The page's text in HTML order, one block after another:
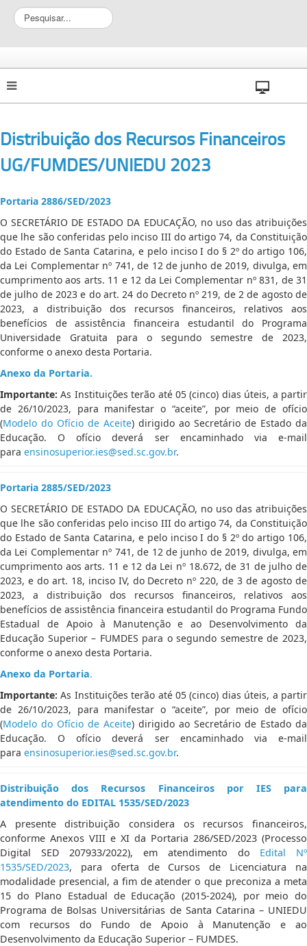
P
e
u
i
.
.
Distribuição dos Recursos Financeiros
UG/FUMDES/UNIEDU 2023
Portaria 2886/SED/2023
O SECRETÁRIO DE ESTADO DA EDUCAÇÃO, no uso das atribuições
que lhe são conferidas pelo inciso III do artigo 74, da Constituição
do Estado de Santa Catarina, e pelo inciso I do § 2º do artigo 106,
da Lei Complementar nº 741, de 12 de junho de 2019, divulga, em
cumprimento aos arts. 11 e 12 da Lei Complementar nº 831, de 31
de julho de 2023 e do art. 24 do Decreto nº 219, de 2 de agosto de
2023, a distribuição dos recursos financeiros, relativos aos
benefícios de assistência financeira estudantil do Programa
Universidade Gratuita para o segundo semestre de 2023,
conforme o anexo desta Portaria.
Anexo da Portaria.
Importante: As Instituições terão até 05 (cinco) dias úteis, a partir
de 26/10/2023, para manifestar o “aceite”, por meio de ofício
(Modelo do Ofício de Aceite) dirigido ao Secretário de Estado da
Educação. O ofício deverá ser encaminhado via e-mail
para ensinosuperior.ies@sed.sc.gov.br.
Portaria 2885/SED/2023
O SECRETÁRIO DE ESTADO DA EDUCAÇÃO, no uso das atribuições
que lhe são conferidas pelo inciso III do artigo 74, da Constituição
do Estado de Santa Catarina, e pelo inciso I do § 2º do artigo 106,
da Lei Complementar nº 741, de 12 de junho de 2019, divulga, em
cumprimento aos arts. 11 e 12 da Lei nº 18.672, de 31 de julho de
2023, e do art. 18, inciso IV, do Decreto nº 220, de 3 de agosto de
2023, a distribuição dos recursos financeiros, relativos aos
benefícios de assistência financeira estudantil do Programa Fundo
Estadual de Apoio à Manutenção e ao Desenvolvimento da
Educação Superior – FUMDES para o segundo semestre de 2023,
conforme o anexo desta Portaria.
Anexo da Portaria.
Importante: As Instituições terão até 05 (cinco) dias úteis, a partir
de 26/10/2023, para manifestar o “aceite”, por meio de ofício
(Modelo do Ofício de Aceite) dirigido ao Secretário de Estado da
Educação. O ofício deverá ser encaminhado via e-mail
para ensinosuperior.ies@sed.sc.gov.br.
Distribuição dos Recursos Financeiros por IES para
atendimento do EDITAL 1535/SED/2023
A presente distribuição considera os recursos financeiros,
conforme Anexos VIII e XI da Portaria 286/SED/2023 (Processo
Digital SED 207933/2022), em atendimento do Edital Nº
1535/SED/2023, para oferta de Cursos de Licenciatura na
modalidade presencial, a fim de atender o que preconiza a meta
15 do Plano Estadual de Educação (2015-2024), por meio do
Programa de Bolsas Universitárias de Santa Catarina – UNIEDU
com recursos do Fundo de Apoio à Manutenção e ao
Desenvolvimento da Educação Superior – FUMDES.